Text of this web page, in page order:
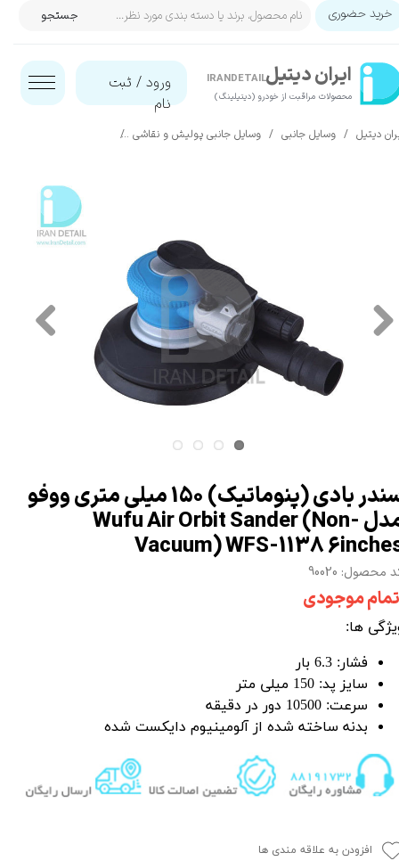
ایران‌ دیتیل
محصولات مراقبت از خودرو (دیتیلینگ)​​​​​​​
IRANDETAIL ورود / ثبت
نام
حساب کاربری من
تغییر گذر واژه
جستجو خرید حضوری
دیتیل وسایل جانبی وسایل جانبی پولیش و نقاشی
سندر بادی (پنوماتیک) 150 میلی متری ووفو
مدل Wufu Air Orbit Sander (Non-
Vacuum) WFS-1138
محصول: 90020
موجودی
ها:
فشار: 6.3 بار
سایز پد: 150 میلی متر
سرعت: 10500 دور در دقیقه
بدنه ساخته شده از آلومینیوم دایکست شده
افزودن به علاقه مندی ها